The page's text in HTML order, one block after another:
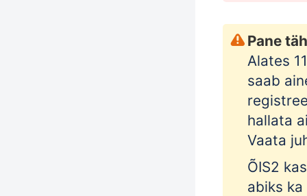
Pane
Alates
saab
hallata
Vaata
ÕIS2
abiks ka